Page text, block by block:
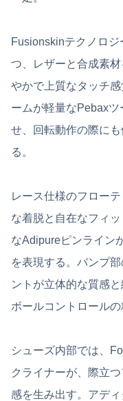
Fusionskinテクノロ
つ、レザーと合成素
やかで上質なタッチ
ームが軽量なPebax
せ、回転動作の際に
る。
レース仕様のフロー
な着脱と自在なフィ
なAdipureピンライン
を表現する。バンプ
ントが立体的な質感
ボールコントロールの
シューズ内部では、
クライナーが、際立
感を生み出す。アデ